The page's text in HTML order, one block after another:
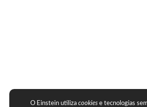
O Einstein utilizacookies e tecnologias